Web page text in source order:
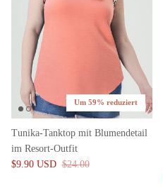
Um 59% reduziert
Tunika-Tanktop mit Blumendetail
im Resort-Outfit
$9.90 USD $24.00